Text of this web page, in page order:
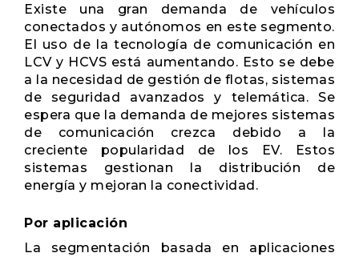
Existe una gran demanda de vehículos
conectados y autónomos en este segmento.
El uso de la tecnología de comunicación en
LCV y HCVS está aumentando. Esto se debe
a la necesidad de gestión de flotas, sistemas
de seguridad avanzados y telemática. Se
espera que la demanda de mejores sistemas
de comunicación crezca debido a la
creciente popularidad de los EV. Estos
sistemas gestionan la distribución de
energía y mejoran la conectividad.
Por aplicación
La segmentación basada en aplicaciones